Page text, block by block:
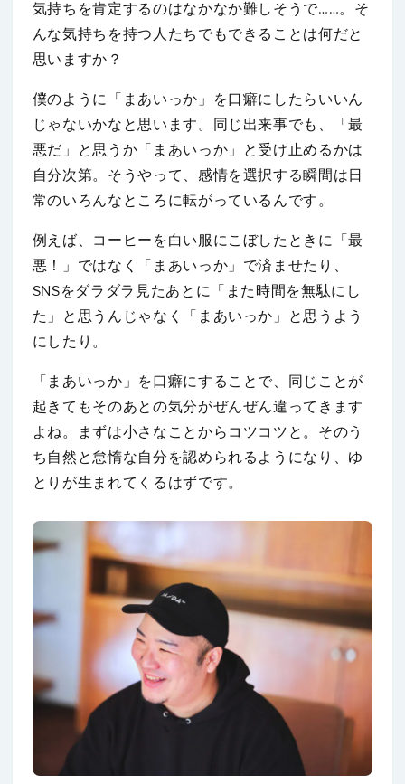
気持ちを肯定するのはなかなか難しそうで……。そ
んな気持ちを持つ人たちでもできることは何だと
思いますか？
僕のように「まあいっか」を口癖にしたらいいん
じゃないかなと思います。同じ出来事でも、「最
悪だ」と思うか「まあいっか」と受け止めるかは
自分次第。そうやって、感情を選択する瞬間は日
常のいろんなところに転がっているんです。
例えば、コーヒーを白い服にこぼしたときに「最
悪！」ではなく「まあいっか」で済ませたり、
SNSをダラダラ見たあとに「また時間を無駄にし
た」と思うんじゃなく「まあいっか」と思うよう
にしたり。
「まあいっか」を口癖にすることで、同じことが
起きてもそのあとの気分がぜんぜん違ってきます
よね。まずは小さなことからコツコツと。そのう
ち自然と怠惰な自分を認められるようになり、ゆ
とりが生まれてくるはずです。